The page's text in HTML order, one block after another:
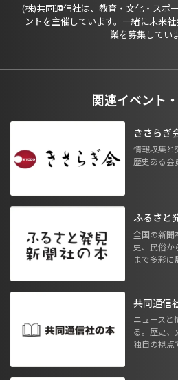
(株)共同通信社は、教育・文化・スポ
ントを主催しています。一緒に未来
業を募集してい
関連イベント
きさらぎ
情報収集と
歴史ある会
ふるさと
全国の新聞
史、民俗か
まで多彩に
共同通信
ニュースと
る。歴史、
独自の視点